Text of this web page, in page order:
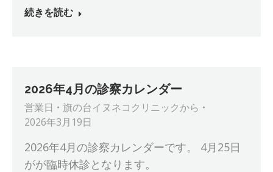
続きを読む
2026年4月の診察カレンダー
営業日 旗の台イヌネコクリニックから
2026年3月19日
2026年4月の診察カレンダーです。 4月25日
がが臨時休診となります。